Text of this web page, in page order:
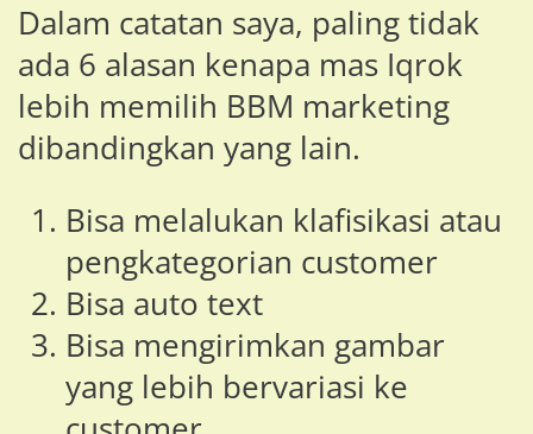
Dalam catatan saya, paling tidak
ada 6 alasan kenapa mas Iqrok
lebih memilih BBM marketing
dibandingkan yang lain.
Bisa melalukan klafisikasi atau
pengkategorian customer
Bisa auto text
Bisa mengirimkan gambar
yang lebih bervariasi ke